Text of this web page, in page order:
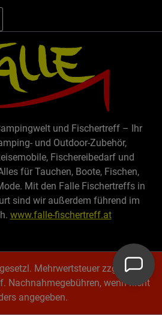
und Fischertreff – Ihr
und Outdoor-Zubehör,
Fischereibedarf und
für Tauchen, Boote, Fischen,
Mit den Falle Fischertreffs in
sind wir außerdem führend im
www.falle-fischertreff.at
Mehrwertsteuer zzgl.
Nachnahmegebühren, wenn nicht
angegeben.